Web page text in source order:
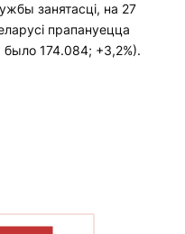
занятасці, на 27
прапануецца
было 174.084; +3,2%).